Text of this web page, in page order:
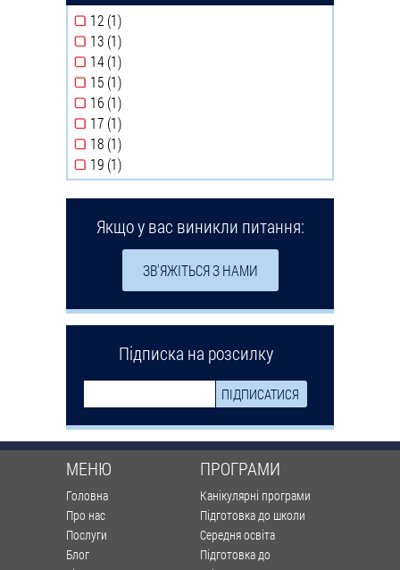
12 (1)
13 (1)
14 (1)
15 (1)
16 (1)
17 (1)
18 (1)
19 (1)
Якщо у вас виникли питання:
ЗВ'ЯЖІТЬСЯ З НАМИ
Підписка на розсилку
МЕНЮ
Головна
Про нас
Послуги
Блог
ПРОГРАМИ
Канікулярні програми
Підготовка до школи
Середня освіта
Підготовка до